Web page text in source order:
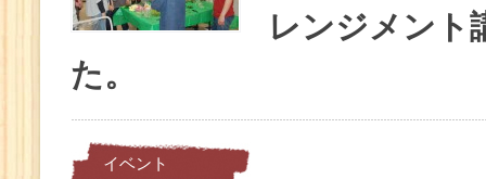
レンジメント
た。
イベント